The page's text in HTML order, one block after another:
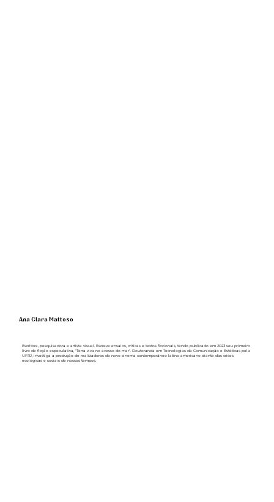
Escritora, pesquisadora e artista visual. Escreve ensaios, críticas e textos ficcionais, tendo publicado em 2023 seu primeiro
livro de ficção especulativa, "Terra viva no avesso do mar". Doutoranda em Tecnologias da Comunicação e Estéticas pela
UFRJ, investiga a produção de realizadoras do novo cinema contemporâneo latino-americano diante das crises
ecológicas e sociais de nossos tempos.
Ana Clara Mattoso